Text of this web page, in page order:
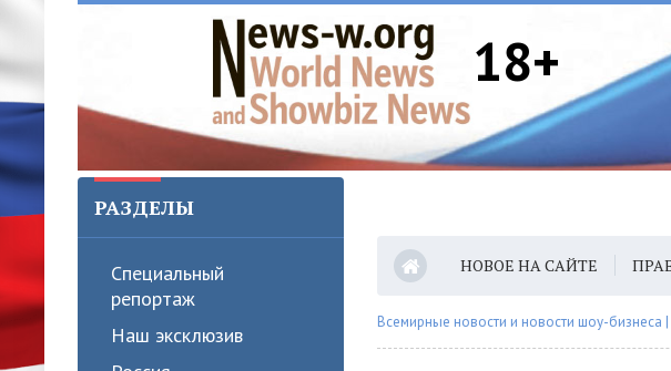
18+
РАЗДЕЛЫ
Специальный
репортаж
Наш эксклюзив
НОВОЕ НА САЙТЕ
Всемирные новости и новости шоу-бизнеса